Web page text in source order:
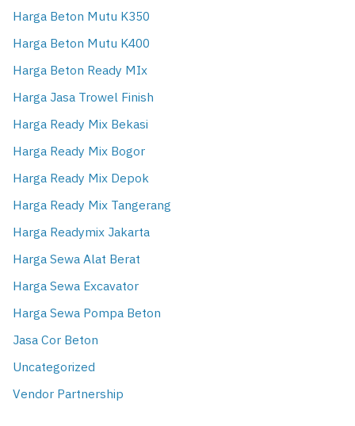
Harga Beton Mutu K350
Harga Beton Mutu K400
Harga Beton Ready MIx
Harga Jasa Trowel Finish
Harga Ready Mix Bekasi
Harga Ready Mix Bogor
Harga Ready Mix Depok
Harga Ready Mix Tangerang
Harga Readymix Jakarta
Harga Sewa Alat Berat
Harga Sewa Excavator
Harga Sewa Pompa Beton
Jasa Cor Beton
Uncategorized
Vendor Partnership